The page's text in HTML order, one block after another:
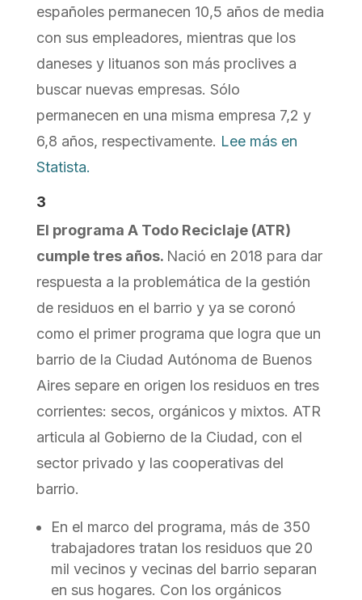
españoles permanecen 10,5 años de media
con sus empleadores, mientras que los
daneses y lituanos son más proclives a
buscar nuevas empresas. Sólo
permanecen en una misma empresa 7,2 y
6,8 años, respectivamente. Lee más en
Statista.
3
El programa A Todo Reciclaje (ATR)
cumple tres años. Nació en 2018 para dar
respuesta a la problemática de la gestión
de residuos en el barrio y ya se coronó
como el primer programa que logra que un
barrio de la Ciudad Autónoma de Buenos
Aires separe en origen los residuos en tres
corrientes: secos, orgánicos y mixtos. ATR
articula al Gobierno de la Ciudad, con el
sector privado y las cooperativas del
barrio.
En el marco del programa, más de 350
trabajadores tratan los residuos que 20
mil vecinos y vecinas del barrio separan
en sus hogares. Con los orgánicos